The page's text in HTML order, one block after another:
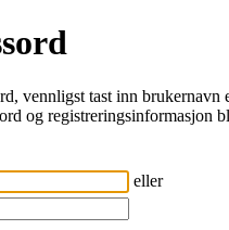
vennligst tast inn brukernavn
og registreringsinformasjon
eller